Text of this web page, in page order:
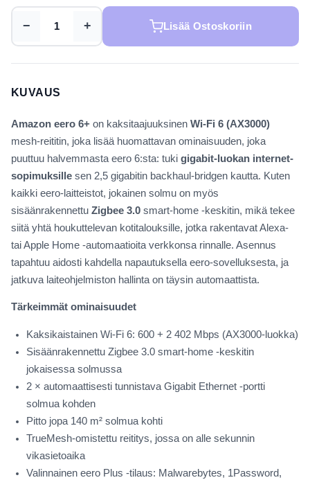
− + Lisää Ostoskoriin
KUVAUS
Amazon eero 6+ on kaksitaajuuksinen Wi-Fi 6 (AX3000)
mesh-reititin, joka lisää huomattavan ominaisuuden, joka
puuttuu halvemmasta eero 6:sta: tuki gigabit-luokan internet-
sopimuksille sen 2,5 gigabitin backhaul-bridgen kautta. Kuten
kaikki eero-laitteistot, jokainen solmu on myös
sisäänrakennettu Zigbee 3.0 smart-home -keskitin, mikä tekee
siitä yhtä houkuttelevan kotitalouksille, jotka rakentavat Alexa-
tai Apple Home -automaatioita verkkonsa rinnalle. Asennus
tapahtuu aidosti kahdella napautuksella eero-sovelluksesta, ja
jatkuva laiteohjelmiston hallinta on täysin automaattista.
Tärkeimmät ominaisuudet
Kaksikaistainen Wi-Fi 6: 600 + 2 402 Mbps (AX3000-luokka)
Sisäänrakennettu Zigbee 3.0 smart-home -keskitin
jokaisessa solmussa
2 × automaattisesti tunnistava Gigabit Ethernet -portti
solmua kohden
Pitto jopa 140 m² solmua kohti
TrueMesh-omistettu reititys, jossa on alle sekunnin
vikasietoaika
Valinnainen eero Plus -tilaus: Malwarebytes, 1Password,